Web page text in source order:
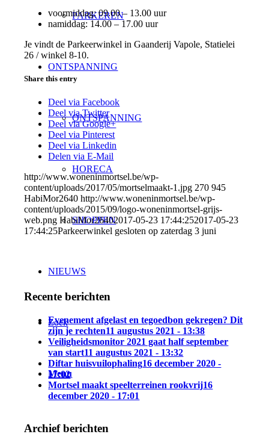
PARKEREN
ONTSPANNING
ONTSPANNING
HORECA
SHOPPEN
NIEUWS
Zoek
Menu
voormiddag: 09.00 – 13.00 uur
namiddag: 14.00 – 17.00 uur
Je vindt de Parkeerwinkel in Gaanderij Vapole, Statielei
26 / winkel 8-10.
Share this entry
Deel via Facebook
Deel via Twitter
Deel via Google+
Deel via Pinterest
Deel via Linkedin
Delen via E-Mail
http://www.woneninmortsel.be/wp-
content/uploads/2017/05/mortselmaakt-1.jpg 270 945
HabiMor2640 http://www.woneninmortsel.be/wp-
content/uploads/2015/09/logo-woneninmortsel-grijs-
web.png HabiMor26402017-05-23 17:44:252017-05-23
17:44:25Parkeerwinkel gesloten op zaterdag 3 juni
Recente berichten
Evenement afgelast en tegoedbon gekregen? Dit
zijn je rechten11 augustus 2021 - 13:38
Veiligheidsmonitor 2021 gaat half september
van start11 augustus 2021 - 13:32
Diftar huisvuilophaling16 december 2020 -
17:02
Mortsel maakt speelterreinen rookvrij16
december 2020 - 17:01
Archief berichten